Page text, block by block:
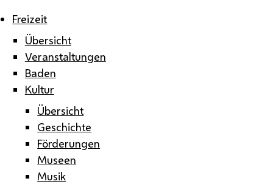
Freizeit
Übersicht
Veranstaltungen
Baden
Kultur
Übersicht
Geschichte
Förderungen
Museen
Musik